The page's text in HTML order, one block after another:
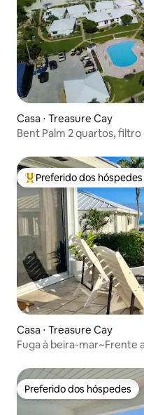
Casa ⋅ Treasure Cay
Bent Palm 2 quartos,
Entre os melhores
Preferido dos hóspedes
Casa ⋅ Treasure Cay
Fuga à beira-mar~Frente
Preferido dos hóspedes
Preferido dos hóspedes